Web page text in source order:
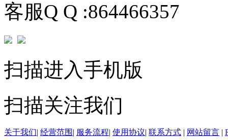
客服Q Q :864466357
扫描进入手机版
扫描关注我们
关于我们| 经营范围 | 服务流程| 使用协议| 联系方式 | 网站留言 |